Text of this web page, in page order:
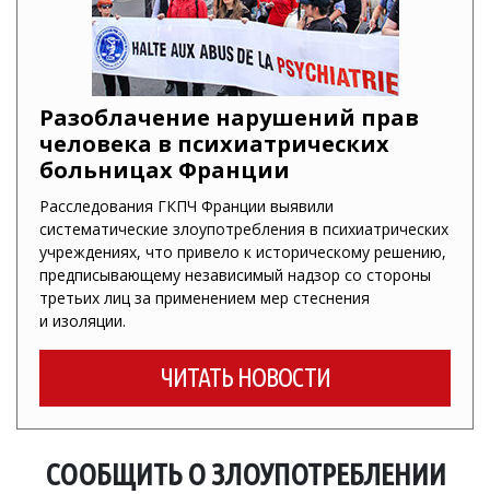
Разоблачение нарушений прав
человека в психиатрических
больницах Франции
Расследования ГКПЧ Франции выявили
систематические злоупотребления в психиатрических
учреждениях, что привело к историческому решению,
предписывающему независимый надзор со стороны
третьих лиц за применением мер стеснения
и изоляции.
ЧИТАТЬ НОВОСТИ
СООБЩИТЬ О ЗЛОУПОТРЕБЛЕНИИ